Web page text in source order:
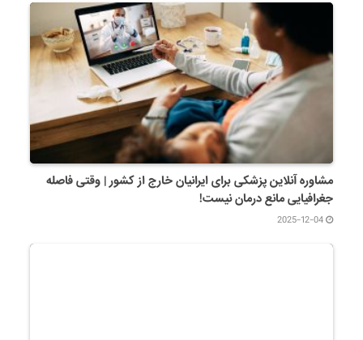
مشاوره آنلاین پزشکی برای ایرانیان خارج از کشور | وقتی فاصله
جغرافیایی مانع درمان نیست!
2025-12-04